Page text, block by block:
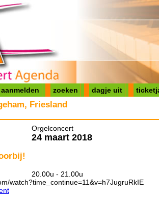
zoeken dagje uit
Friesland
Orgelconcert
24 maart 2018
20.00u - 21.00u
watch?time_continue=11&v=h7JugruRkIE